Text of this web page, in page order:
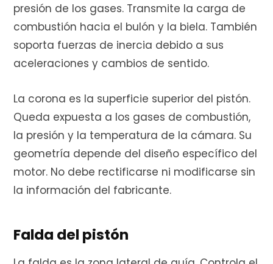
presión de los gases. Transmite la carga de
combustión hacia el bulón y la biela. También
soporta fuerzas de inercia debido a sus
aceleraciones y cambios de sentido.
La corona es la superficie superior del pistón.
Queda expuesta a los gases de combustión,
la presión y la temperatura de la cámara. Su
geometría depende del diseño específico del
motor. No debe rectificarse ni modificarse sin
la información del fabricante.
Falda del pistón